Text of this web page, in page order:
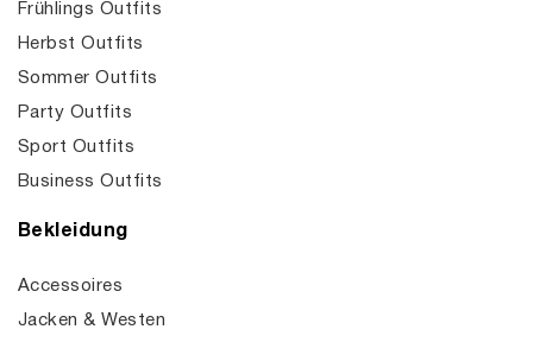
Frühlings Outfits
Herbst Outfits
Sommer Outfits
Party Outfits
Sport Outfits
Business Outfits
Bekleidung
Accessoires
Jacken & Westen